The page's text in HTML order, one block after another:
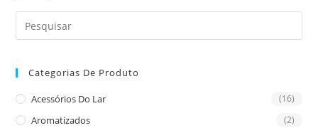
Categorias De Produto
Acessórios Do Lar (16)
Aromatizados (2)